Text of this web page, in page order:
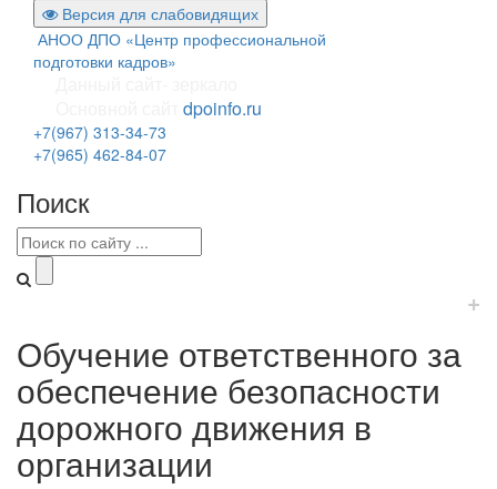
Версия для слабовидящих
АНОО ДПО «Центр профессиональной
подготовки кадров»
dpoinfo.ru
+7(967) 313-34-73
+7(965) 462-84-07
Поиск
+
Обучение ответственного за
обеспечение безопасности
дорожного движения в
организации